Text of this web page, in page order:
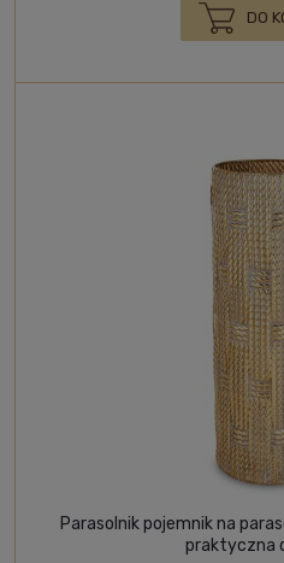
DO
Parasolnik pojemnik na
praktyczna